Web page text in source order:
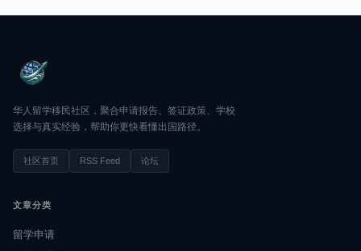
华人留学移民社区，聚合申请报告、签证政策、学校
选择与真实经验，帮助你更快看懂出国路径。
社区首页 RSS Feed 论坛
文章分类
留学申请